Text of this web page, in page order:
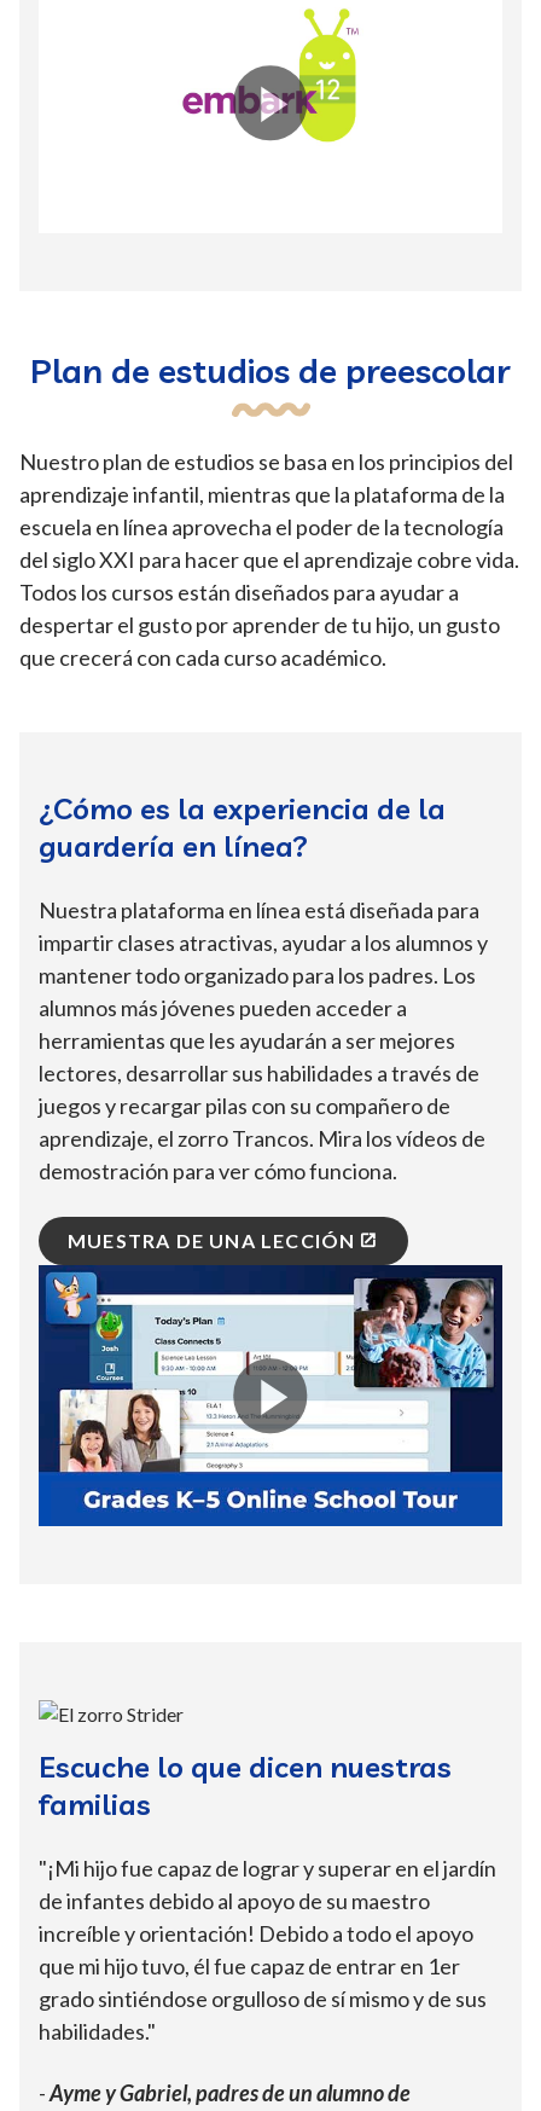
Plan de estudios de preescolar
Nuestro plan de estudios se basa en los principios del
aprendizaje infantil, mientras que la plataforma de la
escuela en línea aprovecha el poder de la tecnología
del siglo XXI para hacer que el aprendizaje cobre vida.
Todos los cursos están diseñados para ayudar a
despertar el gusto por aprender de tu hijo, un gusto
que crecerá con cada curso académico.
¿Cómo es la experiencia de la
guardería en línea?
Nuestra plataforma en línea está diseñada para
impartir clases atractivas, ayudar a los alumnos y
mantener todo organizado para los padres. Los
alumnos más jóvenes pueden acceder a
herramientas que les ayudarán a ser mejores
lectores, desarrollar sus habilidades a través de
juegos y recargar pilas con su compañero de
aprendizaje, el zorro Trancos. Mira los vídeos de
demostración para ver cómo funciona.
MUESTRA DE UNA LECCIÓN
Escuche lo que dicen nuestras
familias
"¡Mi hijo fue capaz de lograr y superar en el jardín
de infantes debido al apoyo de su maestro
increíble y orientación! Debido a todo el apoyo
que mi hijo tuvo, él fue capaz de entrar en 1er
grado sintiéndose orgulloso de sí mismo y de sus
habilidades."
-Ayme y Gabriel, padres de un alumno de